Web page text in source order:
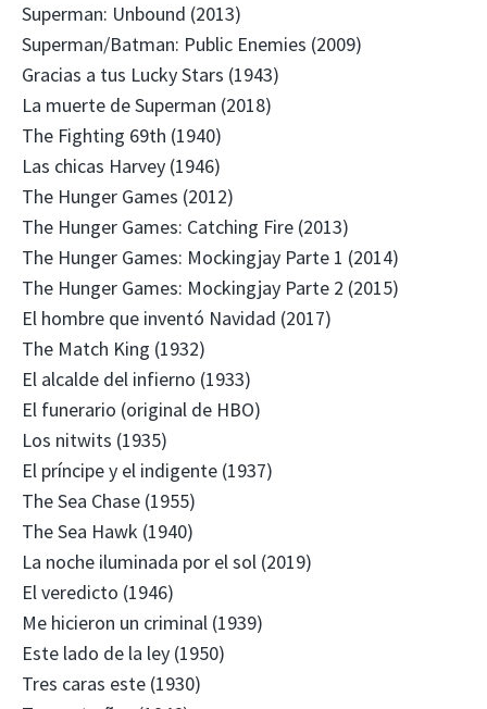
Superman: Unbound (2013)
Superman/Batman: Public Enemies (2009)
Gracias a tus Lucky Stars (1943)
La muerte de Superman (2018)
The Fighting 69th (1940)
Las chicas Harvey (1946)
The Hunger Games (2012)
The Hunger Games: Catching Fire (2013)
The Hunger Games: Mockingjay Parte 1 (2014)
The Hunger Games: Mockingjay Parte 2 (2015)
El hombre que inventó Navidad (2017)
The Match King (1932)
El alcalde del infierno (1933)
El funerario (original de HBO)
Los nitwits (1935)
El príncipe y el indigente (1937)
The Sea Chase (1955)
The Sea Hawk (1940)
La noche iluminada por el sol (2019)
El veredicto (1946)
Me hicieron un criminal (1939)
Este lado de la ley (1950)
Tres caras este (1930)